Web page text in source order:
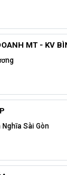
MT - KV
Nghĩa Sài Gòn